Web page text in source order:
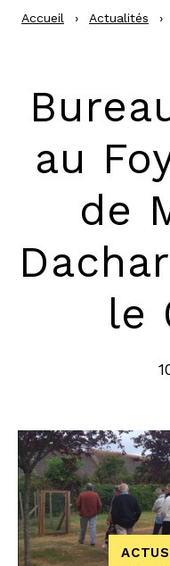
Accueil › Actualités ›
au
de
le